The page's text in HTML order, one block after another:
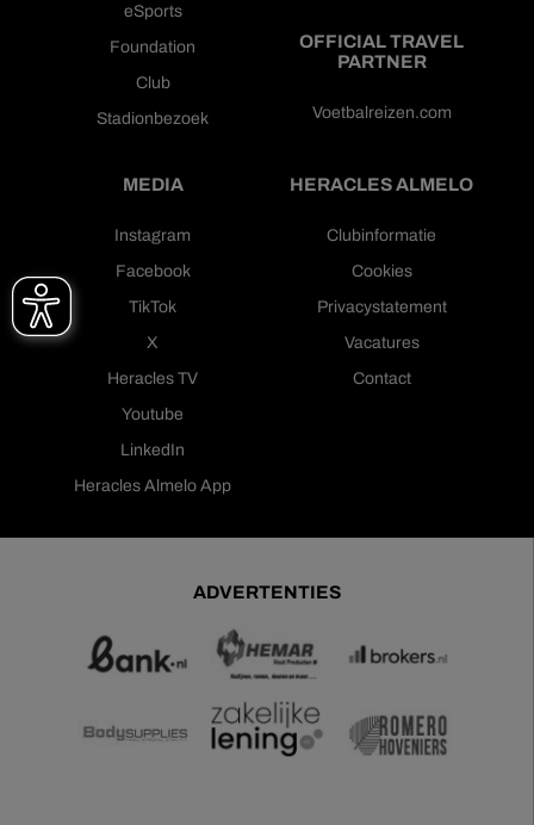
eSports
Foundation
Club
Stadionbezoek
OFFICIAL TRAVEL
PARTNER
Voetbalreizen.com
MEDIA
Instagram
Facebook
TikTok
X
Heracles TV
Youtube
LinkedIn
Heracles Almelo App
HERACLES ALMELO
Clubinformatie
Cookies
Privacystatement
Vacatures
Contact
ADVERTENTIES